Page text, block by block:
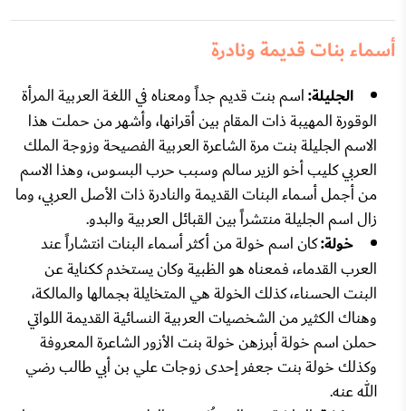
أسماء بنات قديمة ونادرة
الجليلة:اسم بنت قديم جداً ومعناه في اللغة العربية المرأة
الوقورة المهيبة ذات المقام بين أقرانها، وأشهر من حملت هذا
الاسم الجليلة بنت مرة الشاعرة العربية الفصيحة وزوجة الملك
العربي كليب أخو الزير سالم وسبب حرب البسوس، وهذا الاسم
من أجمل أسماء البنات القديمة والنادرة ذات الأصل العربي، وما
زال اسم الجليلة منتشراً بين القبائل العربية والبدو.
خولة:كان اسم خولة من أكثر أسماء البنات انتشاراً عند
العرب القدماء، فمعناه هو الظبية وكان يستخدم ككناية عن
البنت الحسناء، كذلك الخولة هي المتخايلة بجمالها والمالكة،
وهناك الكثير من الشخصيات العربية النسائية القديمة اللواتي
حملن اسم خولة أبرزهن خولة بنت الأزور الشاعرة المعروفة
وكذلك خولة بنت جعفر إحدى زوجات علي بن أبي طالب رضي
الله عنه.